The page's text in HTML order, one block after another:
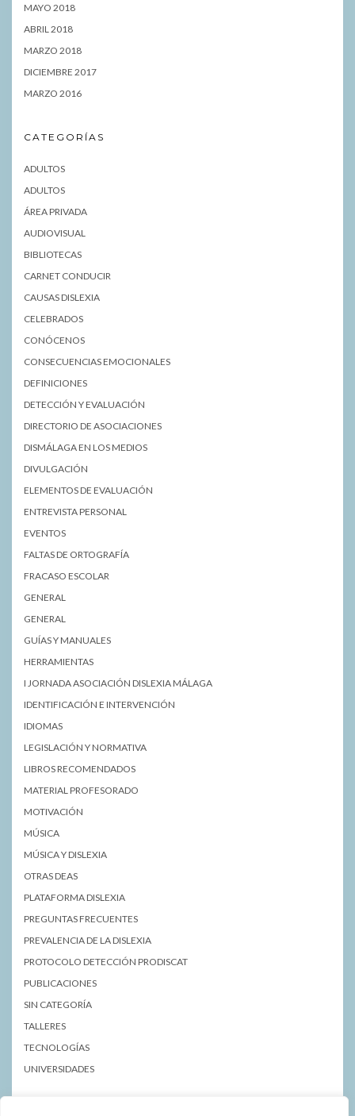
MAYO 2018
ABRIL 2018
MARZO 2018
DICIEMBRE 2017
MARZO 2016
CATEGORÍAS
ADULTOS
ADULTOS
ÁREA PRIVADA
AUDIOVISUAL
BIBLIOTECAS
CARNET CONDUCIR
CAUSAS DISLEXIA
CELEBRADOS
CONÓCENOS
CONSECUENCIAS EMOCIONALES
DEFINICIONES
DETECCIÓN Y EVALUACIÓN
DIRECTORIO DE ASOCIACIONES
DISMÁLAGA EN LOS MEDIOS
DIVULGACIÓN
ELEMENTOS DE EVALUACIÓN
ENTREVISTA PERSONAL
EVENTOS
FALTAS DE ORTOGRAFÍA
FRACASO ESCOLAR
GENERAL
GENERAL
GUÍAS Y MANUALES
HERRAMIENTAS
I JORNADA ASOCIACIÓN DISLEXIA MÁLAGA
IDENTIFICACIÓN E INTERVENCIÓN
IDIOMAS
LEGISLACIÓN Y NORMATIVA
LIBROS RECOMENDADOS
MATERIAL PROFESORADO
MOTIVACIÓN
MÚSICA
MÚSICA Y DISLEXIA
OTRAS DEAS
PLATAFORMA DISLEXIA
PREGUNTAS FRECUENTES
PREVALENCIA DE LA DISLEXIA
PROTOCOLO DETECCIÓN PRODISCAT
PUBLICACIONES
SIN CATEGORÍA
TALLERES
TECNOLOGÍAS
UNIVERSIDADES